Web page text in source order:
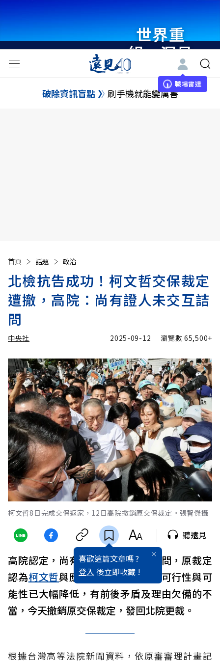
世界重
組・洞見
未來 與
世界領袖
職場雷達
破除資訊盲點 刷手機就能變厲害
首頁 話題 政治
北檢抗告成功！柯文哲交保裁定
遭撤，高院：尚有證人未交互詰
問
中央社 2025-09-12 瀏覽數65,500+
柯文哲8日完成交保返家，12日高院撤銷原交保裁定。張智傑攝
喜歡這篇文章嗎 ?
登入 後立即收藏 !
聽遠見
高院認定，尚有諸多證人未交互詰問，原裁定
認為柯文哲與應曉薇滅證、串證的可行性與可
能性已大幅降低，有前後矛盾及理由欠備的不
當，今天撤銷原交保裁定，發回北院更裁。
根據台灣高等法院新聞資料，依原審審理計畫記